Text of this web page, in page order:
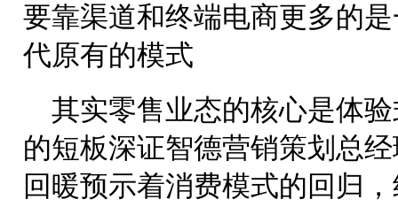
要靠渠道和终端电商更多的
代原有的模式
其实零售业态的核心是体
的短板深证智德营销策划总
回暖预示着消费模式的回归